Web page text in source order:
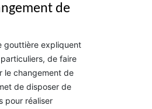
de
gouttière expliquent
de faire
le changement de
de disposer de
pour réaliser